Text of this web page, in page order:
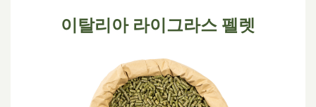
이탈리아 라이그라스 펠렛